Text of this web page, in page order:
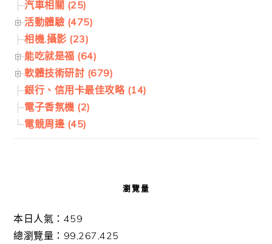
汽車相關 (25)
活動體驗 (475)
相機.攝影 (23)
能吃就是福 (64)
軟體技術研討 (679)
銀行、信用卡最佳攻略 (14)
電子香氛機 (2)
電競周邊 (45)
瀏覽量
本日人氣：459
總瀏覽量：99,267,425